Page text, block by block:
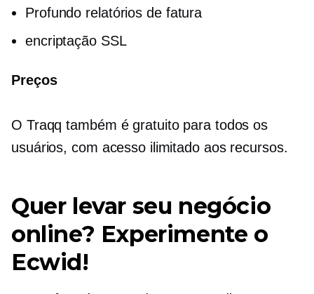
Profundo relatórios de fatura
encriptação SSL
Preços
O Traqq também é gratuito para todos os
usuários, com acesso ilimitado aos recursos.
Quer levar seu negócio
online? Experimente o
Ecwid!